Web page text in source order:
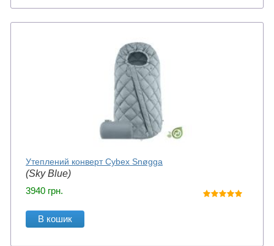
Утеплений конверт Cybex Snøgga
(Sky Blue)
3940 грн.
В кошик